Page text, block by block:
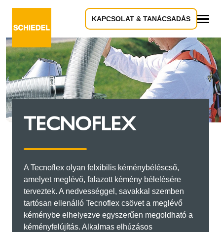
KAPCSOLAT & TANÁCSADÁS
TECNOFLEX
A Tecnoflex olyan felxibilis kéménybéléscső,
amelyet meglévő, falazott kémény bélelésére
terveztek. A nedvességgel, savakkal szemben
tartósan ellenálló Tecnoflex csövet a meglévő
kéménybe elhelyezve egyszerűen megoldható a
kéményfelújítás. Alkalmas elhúzásos